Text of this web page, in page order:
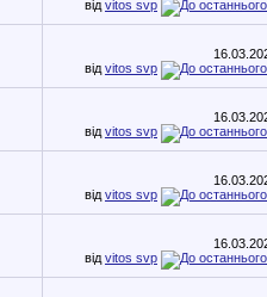
від vitos svp
від vitos svp
від vitos svp
від vitos svp
від vitos svp